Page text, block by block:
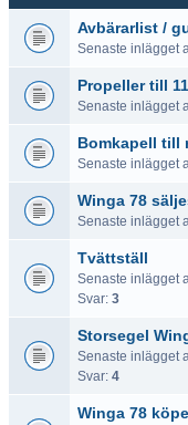
Avbärarlist /
Senaste inlägget
Propeller till
Senaste inlägget
Bomkapell till
Senaste inlägget
Winga 78
Senaste inlägget
Tvättställ
Senaste inlägget
Svar: 3
Storsegel
Senaste inlägget
Svar: 4
Winga 78